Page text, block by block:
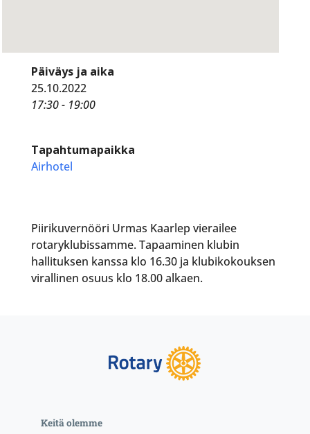
Päiväys ja aika
25.10.2022
17:30 - 19:00
Tapahtumapaikka
Airhotel
Piirikuvernööri Urmas Kaarlep vierailee
rotaryklubissamme. Tapaaminen klubin
hallituksen kanssa klo 16.30 ja klubikokouksen
virallinen osuus klo 18.00 alkaen.
Keitä olemme